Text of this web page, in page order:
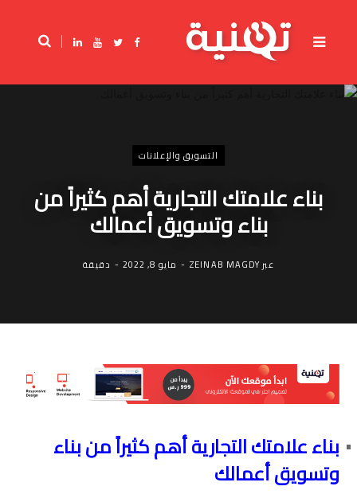
و ر
ي
و
و
L
i
e
التسويق والإعلانات
بناء علامتك التجارية أهم كثيراً من
بناء وتسويق أعمالك
عبرZEINAB MAGDY مايو 8, 2022 دقيقة
بناء علامتك التجارية أهم كثيراً من بناء
وتسويق أعمالك